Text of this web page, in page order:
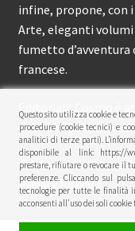
infine, propone, con
Arte, eleganti
fumetto
francese.
Editoriale Cosmo è
circa 150
© Editoriale Cosmo
Privacy Policy
Questo sito utilizza cookie e
procedure (cookie tecnici) e
analitici di terze parti).
disponibile al link: https://
prestare, rifiutare o revocare il
preferenze. Cliccando sul
tecnologie per tutte le finalità
acconsenti all'uso dei soli cookie